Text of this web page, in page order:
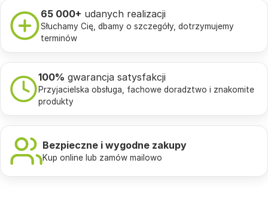
65 000+ udanych realizacji
Słuchamy Cię, dbamy o szczegóły, dotrzymujemy
terminów
100% gwarancja satysfakcji
Przyjacielska obsługa, fachowe doradztwo i znakomite
produkty
Bezpieczne i wygodne zakupy
Kup online lub zamów mailowo